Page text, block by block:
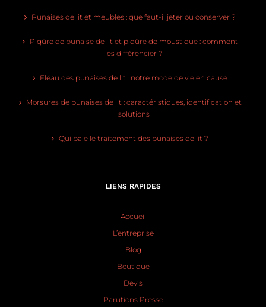
Punaises de lit et meubles : que faut-il jeter ou conserver ?
Piqûre de punaise de lit et piqûre de moustique : comment
les différencier ?
Fléau des punaises de lit : notre mode de vie en cause
Morsures de punaises de lit : caractéristiques, identification et
solutions
Qui paie le traitement des punaises de lit ?
LIENS RAPIDES
Accueil
L’entreprise
Blog
Boutique
Devis
Parutions Presse